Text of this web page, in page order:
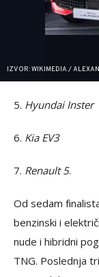
IZVOR: WIKIMEDIA /
5. Hyundai Inster
6. Kia EV3
7. Renault 5.
Od sedam
benzinski i
nude i hibridni
TNG. Poslednja